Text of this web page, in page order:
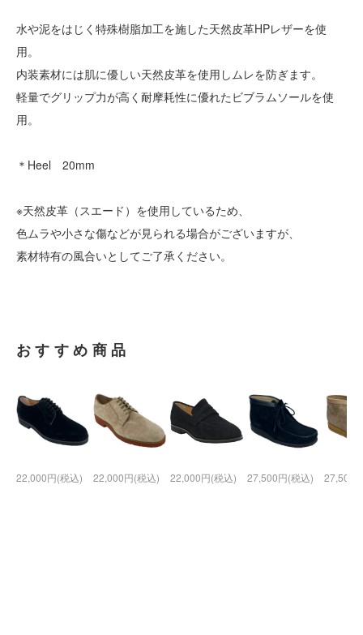
水や泥をはじく特殊樹脂加工を施した天然皮革HPレザーを使
用。
内装素材には肌に優しい天然皮革を使用しムレを防ぎます。
軽量でグリップ力が高く耐摩耗性に優れたビブラムソールを使
用。
＊Heel 20mm
※天然皮革（スエード）を使用しているため、
色ムラや小さな傷などが見られる場合がございますが、
素材特有の風合いとしてご了承ください。
おすすめ商品
22,000円(税込) 22,000円(税込) 22,000円(税込) 27,500円(税込) 27,500